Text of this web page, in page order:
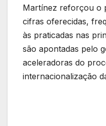
Martínez reforçou o
cifras oferecidas,
às praticadas nas
são apontadas pelo
aceleradoras do
internacionalização